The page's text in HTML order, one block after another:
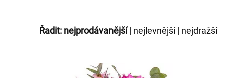
Řadit: nejprodávanější| nejlevnější| nejdražší